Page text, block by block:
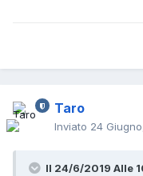
sorvolare? Non è un
No mi spiace non
dell'aderenza
Taro
Inviato 24
Il 24/6/2019 Alle